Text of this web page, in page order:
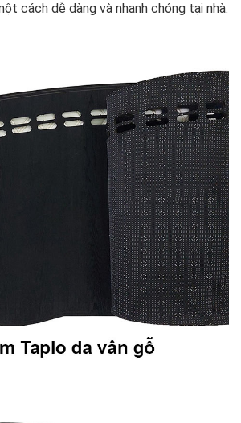
cách dễ dàng và nhanh chóng tại nhà.